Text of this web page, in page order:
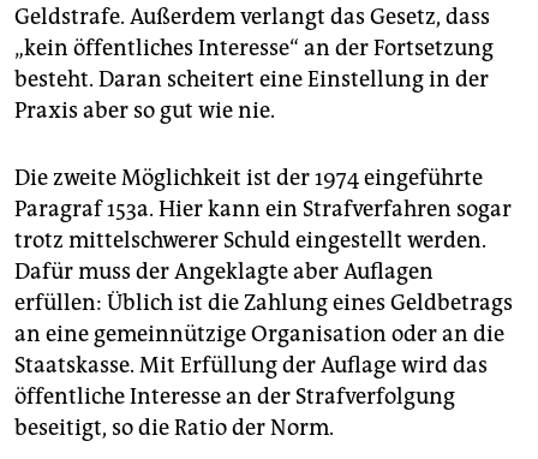
Geldstrafe. Außerdem verlangt das Gesetz, dass
„kein öffentliches Interesse“ an der Fortsetzung
besteht. Daran scheitert eine Einstellung in der
Praxis aber so gut wie nie.
Die zweite Möglichkeit ist der 1974 eingeführte
Paragraf 153a. Hier kann ein Strafverfahren sogar
trotz mittelschwerer Schuld eingestellt werden.
Dafür muss der Angeklagte aber Auflagen
erfüllen: Üblich ist die Zahlung eines Geldbetrags
an eine gemeinnützige Organisation oder an die
Staatskasse. Mit Erfüllung der Auflage wird das
öffentliche Interesse an der Strafverfolgung
beseitigt, so die Ratio der Norm.